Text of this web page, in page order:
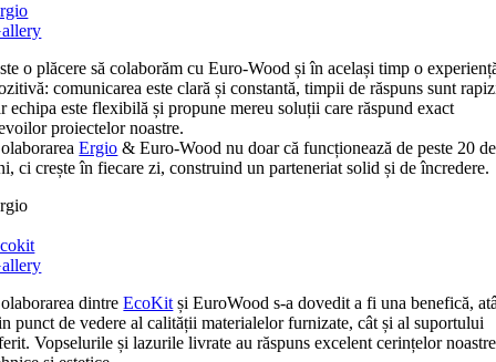
o plăcere să colaborăm cu Euro-Wood și în același timp o
comunicarea este clară și constantă, timpii de răspuns sunt
echipa este flexibilă și propune mereu soluții care răspund exact
proiectelor noastre.
Ergio & Euro-Wood nu doar că funcționează de peste 20 de
ci crește în fiecare zi, construind un parteneriat solid și de încredere.
dintreEcoKit și EuroWood s-a dovedit a fi una benefică,
punct de vedere al calității materialelor furnizate, cât și al suportului
Vopselurile și lazurile livrate au răspuns excelent cerințelor noastre